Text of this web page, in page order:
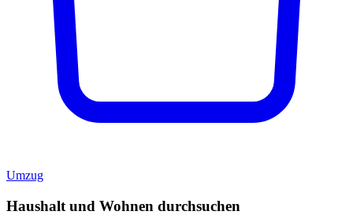
Umzug
Haushalt und Wohnen durchsuchen